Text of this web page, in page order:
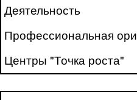
Деятельность
Профессиональная
Центры "Точка роста"